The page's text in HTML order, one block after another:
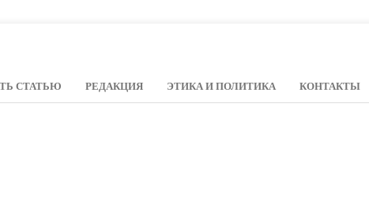
СТАТЬЮ РЕДАКЦИЯ ЭТИКА И ПОЛИТИКА КОНТАКТЫ